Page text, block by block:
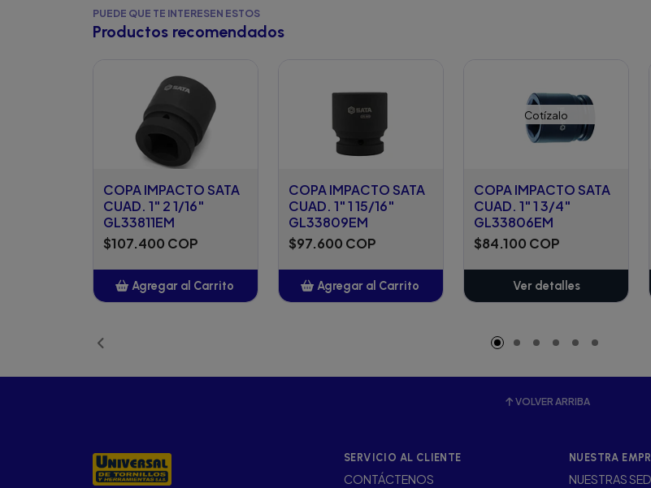
PUEDE QUE TE INTERESEN ESTOS
Productos recomendados
COPA IMPACTO SATA
CUAD. 1" 2 1/16"
GL33811EM
$107.400 COP
Agregar al Carrito
COPA IMPACTO SATA
CUAD. 1" 1 15/16"
GL33809EM
$97.600 COP
Agregar al Carrito
Cotízalo
COPA IMPACTO SATA
CUAD. 1" 1 3/4"
GL33806EM
$84.100 COP
Ver detalles
VOLVER ARRIBA
SERVICIO AL CLIENTE
CONTÁCTENOS
NUESTRA
NUESTRAS